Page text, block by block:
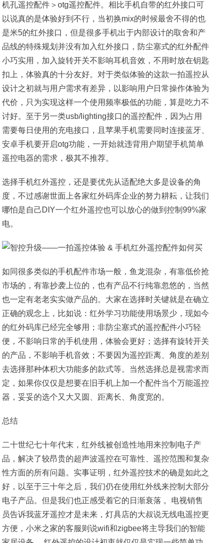
机孔遥控配件＞otg遥控配件。相比手机自带的红外接口可
以说真的是体验好到不行，当初换mix的时候最舍不得的也
是米5的红外接口，但是很多手机出于内部设计的取舍和产
品线的特殊规划并没有加入红外接口，防尘塞式的红外配件
小巧实用，加入旋转开关不影响耳机音效，不用时放在钥匙
扣上，体验真的十分友好。对于类似体验的这款一拍遥控从
设计之初就与用户需求有差异，以影响用户日常操作体验为
代价，只为实现这样一个使用频率极低的功能，算是吃力不
讨好。至于另一类usb/lighting接口的遥控配件，因为占用
需要每日使用的充电接口，且苹果手机需要同时连接蓝牙、
安卓手机要开启otg功能，一开始就违背用户期望手机简单
遥控电器的需求，极其不推荐。
选择手机红外遥控，还是要优先从适配绝大多是设备的角
度，不过感谢世面上各家红外码库企业的努力耕耘，让我们
哪怕是自己DIY一个红外遥控也可以放心的做到控制99%家
电。
如同很多类似的手机配件市场一般，鱼龙混杂，有靠低价抢
市场的，有靠抄袭上位的，也有产品不行纯靠忽悠的，当然
也一定有老老实实做产品的。大家在选择时关键就是在确立
正确的观念上，比如说：红外学习功能使用场景少，现如今
的红外码库已经完全够用；非防尘塞式的遥控配件小巧轻
便，不影响日常的手机使用，体验会更好；选择有旋转开关
的产品，不影响手机音效；不要因为遥控距离、角度的差别
去选择那种体积大功能多的款式等。当然选择总是视需求而
定，如果你仅仅是想要在旧手机上加一个配件当个万能遥控
器，妥妥的选个又大又圆、距离长、角度宽的。
总结
二十世纪七十年代末，红外线被创造性地用来控制电子产
品，解决了较昂贵的超声波遥控在可靠性、遥控范围和复杂
性方面的所有问题。实事证明，红外遥控技术的确是如此之
好，以至于三十年之后，我们仍在使用红外线来控制大部分
电子产品。但是我们也正感受着它的日渐衰落 。电视销售
员告诉我蓝牙遥控才是未来，灯具店的大叔说无线电遥控更
方便，小米之家的客服则说wifi和zigbee将主导我们的智能